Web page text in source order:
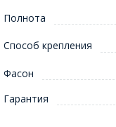
Полнота
Способ крепления
Фасон
Гарантия